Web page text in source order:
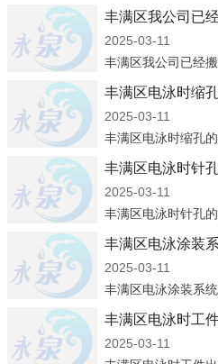
丰满区我公司已
2025-03-11
丰满区我公司已经
丰满区电泳时缩
2025-03-11
丰满区电泳时缩孔
丰满区电泳时针
2025-03-11
丰满区电泳时针孔
丰满区电泳涂装
2025-03-11
丰满区电泳涂装系
丰满区电泳时工
2025-03-11